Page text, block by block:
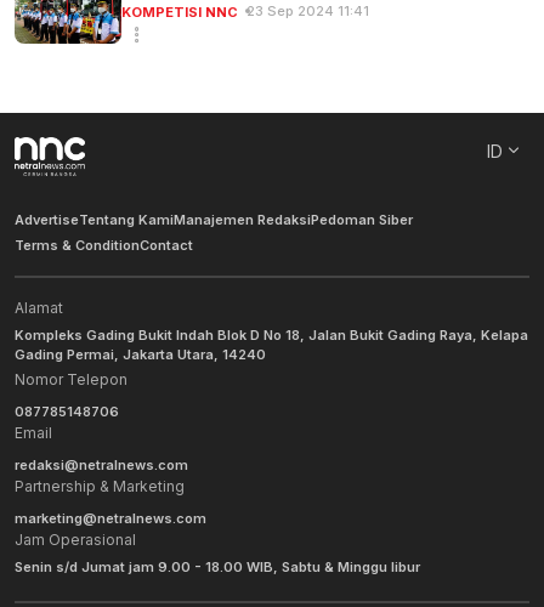
KOMPETISI NNC 23 Sep 2024 11:41
ID
AdvertiseTentang KamiManajemen RedaksiPedoman Siber
Terms & ConditionContact
Alamat
Kompleks Gading Bukit Indah Blok D No 18, Jalan Bukit Gading Raya, Kelapa
Gading Permai, Jakarta Utara, 14240
Nomor Telepon
087785148706
Email
redaksi@netralnews.com
Partnership & Marketing
marketing@netralnews.com
Jam Operasional
Senin s/d Jumat jam 9.00 - 18.00 WIB, Sabtu & Minggu libur